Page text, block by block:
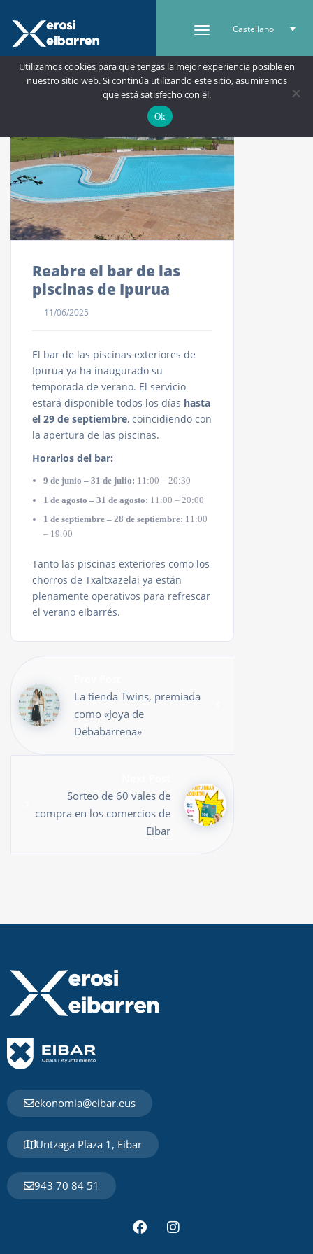
Castellano
Reabre el bar de las
piscinas de Ipurua
11/06/2025
El bar de las piscinas exteriores de
Ipurua ya ha inaugurado su
temporada de verano. El servicio
estará disponible todos los días hasta
el 29 de septiembre, coincidiendo con
la apertura de las piscinas.
Horarios del bar:
9 de junio – 31 de julio: 11:00 – 20:30
1 de agosto – 31 de agosto: 11:00 – 20:00
1 de septiembre – 28 de septiembre: 11:00
– 19:00
Tanto las piscinas exteriores como los
chorros de Txaltxazelai ya están
plenamente operativos para refrescar
el verano eibarrés.
La tienda Twins, premiada
como «Joya de
Debabarrena»
Sorteo de 60 vales de
compra en los comercios de
Eibar
ekonomia@eibar.eus
Untzaga Plaza 1, Eibar
943 70 84 51
Utilizamos cookies para que tengas la mejor experiencia posible en
nuestro sitio web. Si continúa utilizando este sitio, asumiremos
que está satisfecho con él.
Ok